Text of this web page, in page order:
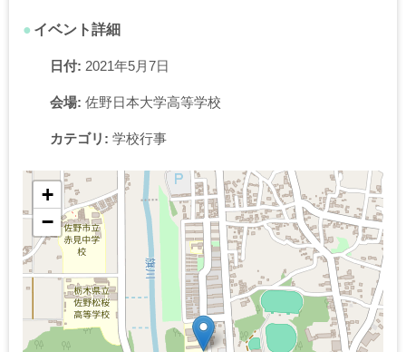
イベント詳細
日付: 2021年5月7日
会場: 佐野日本大学高等学校
カテゴリ: 学校行事
+
−